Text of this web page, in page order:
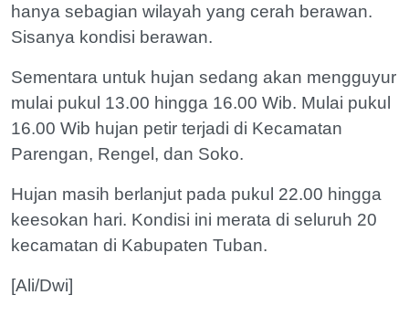
hanya sebagian wilayah yang cerah berawan.
Sisanya kondisi berawan.
Sementara untuk hujan sedang akan mengguyur
mulai pukul 13.00 hingga 16.00 Wib. Mulai pukul
16.00 Wib hujan petir terjadi di Kecamatan
Parengan, Rengel, dan Soko.
Hujan masih berlanjut pada pukul 22.00 hingga
keesokan hari. Kondisi ini merata di seluruh 20
kecamatan di Kabupaten Tuban.
[Ali/Dwi]